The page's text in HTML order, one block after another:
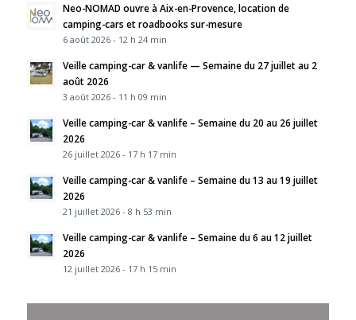
Neo-NOMAD ouvre à Aix-en-Provence, location de
camping-cars et roadbooks sur-mesure
6 août 2026 - 12 h 24 min
Veille camping-car & vanlife — Semaine du 27 juillet au 2
août 2026
3 août 2026 - 11 h 09 min
Veille camping-car & vanlife – Semaine du 20 au 26 juillet
2026
26 juillet 2026 - 17 h 17 min
Veille camping-car & vanlife – Semaine du 13 au 19 juillet
2026
21 juillet 2026 - 8 h 53 min
Veille camping-car & vanlife – Semaine du 6 au 12 juillet
2026
12 juillet 2026 - 17 h 15 min